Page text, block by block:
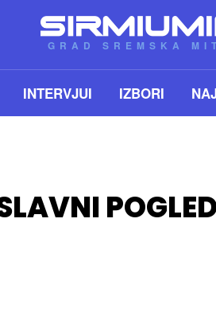
GRAD SREMSKA
INTERVJUI IZBORI